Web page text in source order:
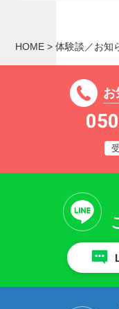
HOME >体験談／お知
お